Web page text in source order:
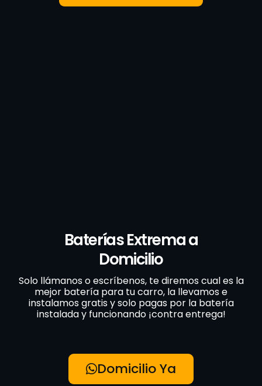
Baterías Extrema a
Domicilio
Solo llámanos o escríbenos, te diremos cual es la
mejor batería para tu carro, la llevamos e
instalamos gratis y solo pagas por la batería
instalada y funcionando ¡contra entrega!
Domicilio Ya